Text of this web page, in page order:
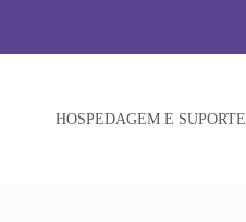
HOSPEDAGEM E SUPORTE